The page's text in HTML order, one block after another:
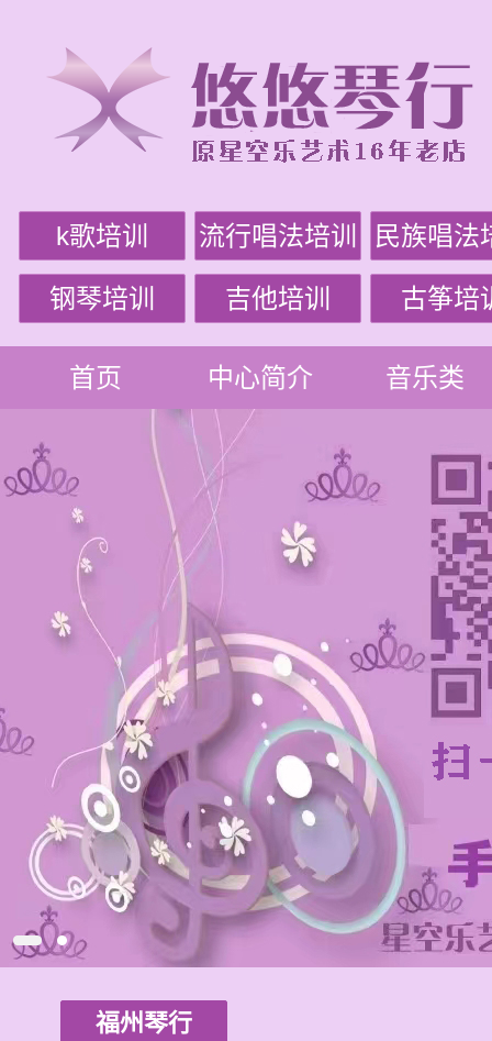
k歌培训 流行唱法培训 民族唱法
钢琴培训 吉他培训 古筝培
首页 中心简介 音乐类
福州琴行